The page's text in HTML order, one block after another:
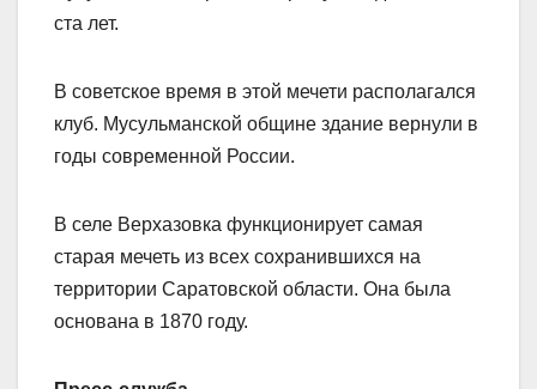
ста лет.
В советское время в этой мечети располагался
клуб. Мусульманской общине здание вернули в
годы современной России.
В селе Верхазовка функционирует самая
старая мечеть из всех сохранившихся на
территории Саратовской области. Она была
основана в 1870 году.